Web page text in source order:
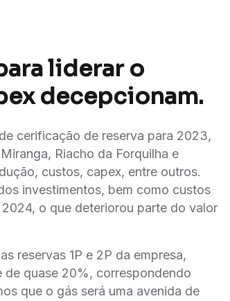
liderar o
decepcionam.
cerificação de reserva para 2023,
Riacho da Forquilha e
custos, capex, entre outros.
investimentos, bem como custos
o que deteriorou parte do valor
reservas 1P e 2P da empresa,
quase 20%, correspondendo
que o gás será uma avenida de